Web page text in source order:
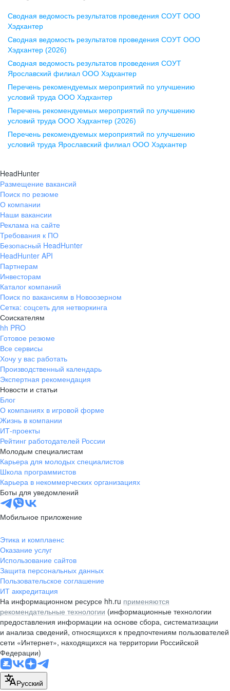
Воронеж
ул. Комиссаржевской, д. 10,
офис 1212
+7 473 280-05-05
pr@vrn.hh.ru
ул. Спартаковская, д. 2А, этаж 3,
помещение 15
+7 843 212-12-50
Екатеринбург
ул. Боевых Дружин, стр. 20,
+7 343 226-79-99
pr@ural.hh.ru
ул. Янковского, д. 169, 7 этаж,
706 каб.
+7 861 205-55-57
pr@krd.hh.ru
Владивосток
пер. Ланинский д. 4, офис 3.4
+7 423 202-33-28
pr@dv.hh.ru
Новосибирск
ул. Большевистская, д. 35,
помещение 21
+7 383 207-94-64
pr@nsk.hh.ru
Минск
пр-т Дзержинского, д. 57,
10 этаж, помещение 45-1
pr@rabota.by
Алматы
пр. Абая, д. 151, БЦ Алатау,
12 этаж, офис 1209
+7 727 232-13-13
pr@headhunter.com.kz
Сводная ведомость результатов проведения СОУТ ООО
Хэдхантер
Сводная ведомость результатов проведения СОУТ ООО
Хэдхантер (2026)
Сводная ведомость результатов проведения СОУТ
Ярославский филиал ООО Хэдхантер
Перечень рекомендуемых мероприятий по улучшению
условий труда ООО Хэдхантер
Перечень рекомендуемых мероприятий по улучшению
условий труда ООО Хэдхантер (2026)
Перечень рекомендуемых мероприятий по улучшению
условий труда Ярославский филиал ООО Хэдхантер
HeadHunter
Размещение вакансий
Поиск по резюме
О компании
Наши вакансии
Реклама на сайте
Требования к ПО
Безопасный HeadHunter
HeadHunter API
Партнерам
Инвесторам
Каталог компаний
Поиск по вакансиям в Новоозерном
Сетка: соцсеть для нетворкинга
Соискателям
hh PRO
Готовое резюме
Все сервисы
Хочу у вас работать
Производственный календарь
Экспертная рекомендация
Новости и статьи
Блог
О компаниях в игровой форме
Жизнь в компании
ИТ-проекты
Рейтинг работодателей России
Молодым специалистам
Карьера для молодых специалистов
Школа программистов
Карьера в некоммерческих организациях
Боты для уведомлений
Мобильное приложение
Этика и комплаенс
Оказание услуг
Использование сайтов
Защита персональных данных
Пользовательское соглашение
ИТ аккредитация
На информационном ресурсе hh.ru применяются
рекомендательные технологии (информационные технологии
предоставления информации на основе сбора, систематизации
и анализа сведений, относящихся к предпочтениям пользователей
сети «Интернет», находящихся на территории Российской
Федерации)
Русский